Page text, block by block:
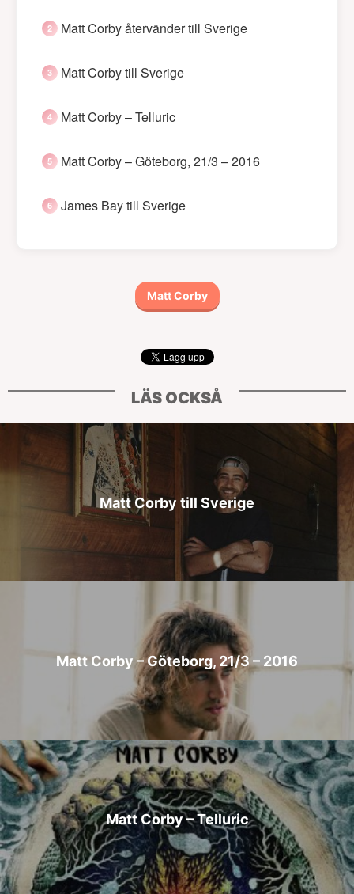
Matt Corby återvänder till Sverige
Matt Corby till Sverige
Matt Corby – Telluric
Matt Corby – Göteborg, 21/3 – 2016
James Bay till Sverige
Matt Corby
LÄS OCKSÅ
Matt Corby till Sverige
Matt Corby – Göteborg, 21/3 – 2016
Matt Corby – Telluric